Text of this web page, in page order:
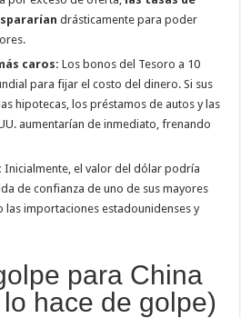
drásticamente para poder
caros: Los bonos del Tesoro a 10
para fijar el costo del dinero. Si sus
hipotecas, los préstamos de autos y las
aumentarían de inmediato, frenando
Inicialmente, el valor del dólar podría
de confianza de uno de sus mayores
las importaciones estadounidenses y
para China
hace de golpe)